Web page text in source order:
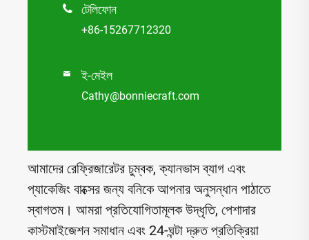
 টেলিফোন
+86-15267712320
 ই-মেইল
Cathy@bonniecraft.com
আমাদের রেফ্রিজারেটর চুম্বক, ক্যানভাস ব্যাগ এবং
প্যাকেজিং বাক্সের জন্য বনিকে আপনার অনুসন্ধান পাঠাতে
স্বাগতম। আমরা প্রতিযোগিতামূলক উদ্ধৃতি, পেশাদার
কাস্টমাইজেশন সমাধান এবং 24-ঘন্টা দ্রুত প্রতিক্রিয়া